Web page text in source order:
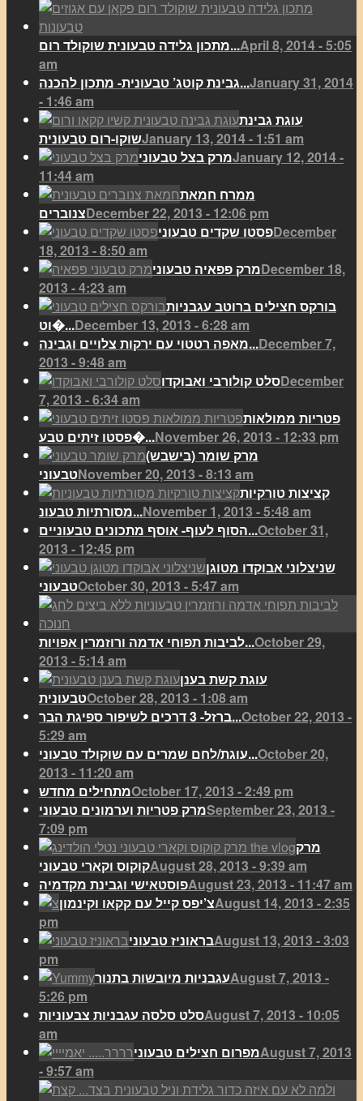
מתכון גלידה טבעונית שוקולד רום...April 8, 2014 - 5:05
am
גבינת קוטג’ טבעונית- מתכון להכנה...January 31, 2014
- 1:46 am
עוגת גבינת
שוקו-רום טבעוניתJanuary 13, 2014 - 1:51 am
מרק בצל טבעוניJanuary 12, 2014 -
11:44 am
ממרח חמאת
צנובריםDecember 22, 2013 - 12:06 pm
פסטו שקדים טבעוניDecember
18, 2013 - 8:50 am
מרק פפאיה טבעוניDecember 18,
2013 - 4:23 am
בורקס חצילים ברוטב עגבניות
וט�...December 13, 2013 - 6:28 am
מאפה רטטוי עם ירקות צלויים וגבינה...December 7,
2013 - 9:48 am
סלט קולורבי ואבוקדוDecember
7, 2013 - 6:34 am
פטריות ממולאות
פסטו זיתים טבע�...November 26, 2013 - 12:33 pm
מרק שומר (בישבש)
טבעוניNovember 20, 2013 - 8:13 am
קציצות טורקיות
מסורתיות טבעונ...November 1, 2013 - 5:48 am
הסוף לעוף- אוסף מתכונים טבעוניים...October 31,
2013 - 12:45 pm
שניצלוני אבוקדו מטוגן
טבעוניOctober 30, 2013 - 5:47 am
לביבות תפוחי אדמה ורוזמרין אפויות...October 29,
2013 - 5:14 am
עוגת קשת בענן
טבעוניתOctober 28, 2013 - 1:08 am
ברזל- 3 דרכים לשיפור ספיגת הבר...October 22, 2013 -
5:29 am
עוגת/לחם שמרים עם שוקולד טבעוני...October 20,
2013 - 11:20 am
מתחילים מחדשOctober 17, 2013 - 2:49 pm
מרק פטריות וערמונים טבעוניSeptember 23, 2013 -
7:09 pm
מרק
קוקוס וקארי טבעוניAugust 28, 2013 - 9:39 am
פוסטאישי וגבינת מקדמיהAugust 23, 2013 - 11:47 am
צ’יפס קייל עם קקאו וקינמוןAugust 14, 2013 - 2:35
pm
בראוניז טבעוניAugust 13, 2013 - 3:03
pm
עגבניות מיובשות בתנורAugust 7, 2013 -
5:26 pm
סלט סלסה עגבניות צבעוניותAugust 7, 2013 - 10:05
am
מפרום חצילים טבעוניAugust 7, 2013
- 9:57 am